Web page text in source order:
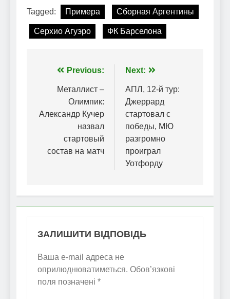
Tagged: Примера Сборная Аргентины
Серхио Агуэро ФК Барселона
Навігація
записів
Previous:
Металлист –
Олимпик:
Александр Кучер
назвал
стартовый
состав на матч
Next:
АПЛ, 12-й тур:
Джеррард
стартовал с
победы, МЮ
разгромно
проиграл
Уотфорду
ЗАЛИШИТИ ВІДПОВІДЬ
Ваша e-mail адреса не
оприлюднюватиметься. Обов’язкові
поля позначені *